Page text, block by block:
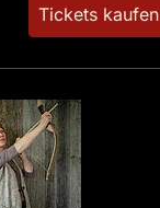
Tickets kaufen